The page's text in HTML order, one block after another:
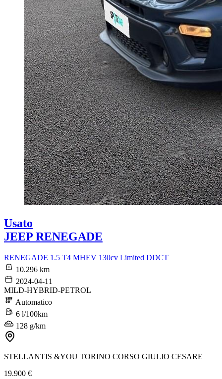
Usato
JEEP RENEGADE
RENEGADE 1.5 T4 MHEV 130cv Limited DDCT
10.296 km
2024-04-11
MILD-HYBRID-PETROL
Automatico
6 l/100km
128 g/km
STELLANTIS &YOU TORINO CORSO GIULIO CESARE
19.900 €